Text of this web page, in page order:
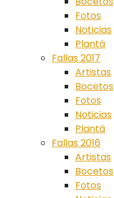
Fotos
Noticias
Plantá
Fallas 2017
Artistas
Bocetos
Fotos
Noticias
Plantà
Fallas 2016
Artistas
Bocetos
Fotos